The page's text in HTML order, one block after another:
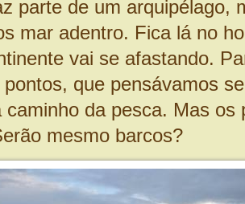
parte de um arquipélago,
mar adentro. Fica lá no
vai se afastando.
pontos, que pensávamos
caminho da pesca. Mas os
mesmo barcos?